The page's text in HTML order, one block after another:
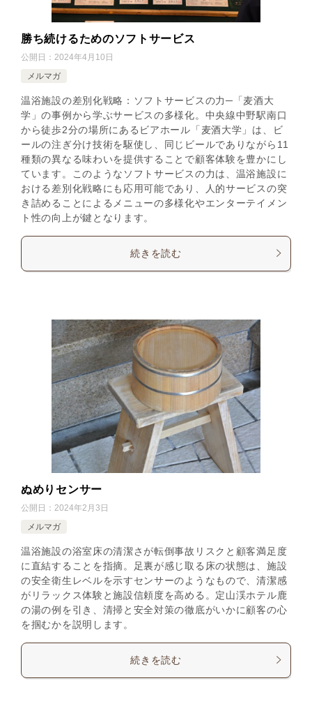
勝ち続けるためのソフトサービス
公開日： 2024年4月10日
メルマガ
温浴施設の差別化戦略：ソフトサービスの力─「麦酒大
学」の事例から学ぶサービスの多様化。中央線中野駅南口
から徒歩2分の場所にあるビアホール「麦酒大学」は、ビ
ールの注ぎ分け技術を駆使し、同じビールでありながら11
種類の異なる味わいを提供することで顧客体験を豊かにし
ています。このようなソフトサービスの力は、温浴施設に
おける差別化戦略にも応用可能であり、人的サービスの突
き詰めることによるメニューの多様化やエンターテイメン
ト性の向上が鍵となります。
続きを読む
ぬめりセンサー
公開日： 2024年2月3日
メルマガ
温浴施設の浴室床の清潔さが転倒事故リスクと顧客満足度
に直結することを指摘。足裏が感じ取る床の状態は、施設
の安全衛生レベルを示すセンサーのようなもので、清潔感
がリラックス体験と施設信頼度を高める。定山渓ホテル鹿
の湯の例を引き、清掃と安全対策の徹底がいかに顧客の心
を掴むかを説明します。
続きを読む